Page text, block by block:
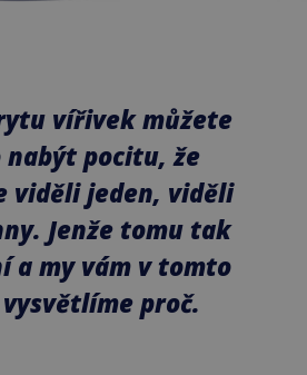
vířivek můžete
nabýt pocitu, že
viděli jeden, viděli
Jenže tomu tak
a my vám v tomto
proč.